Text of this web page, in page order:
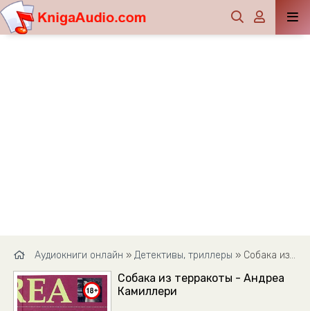
Аудиокниги онлайн » Детективы, триллеры » Собака из терракоты - Андреа Камиллери
Собака из терракоты - Андреа
Камиллери